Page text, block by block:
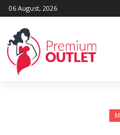
Skip
to
content
06 August, 2026